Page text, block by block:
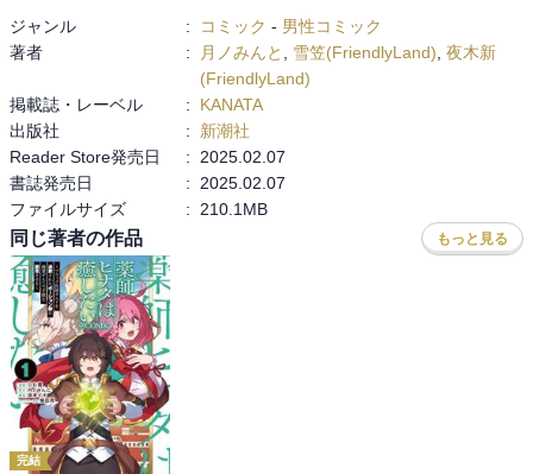
ジャンル : コミック - 男性コミック
著者
: 月ノみんと 雪笠(FriendlyLand) 夜木新
(FriendlyLand)
掲載誌・レーベル
:
KANATA
出版社
:
新潮社
Reader Store発売日
:
2025.02.07
書誌発売日
:
2025.02.07
ファイルサイズ
: 210.1MB
同じ著者の作品 もっと見る
完結